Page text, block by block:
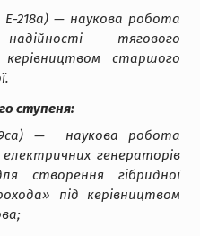
218а) — наукова робота
тягового
старшого
ступеня:
— наукова робота
генераторів
створення гібридної
під керівництвом